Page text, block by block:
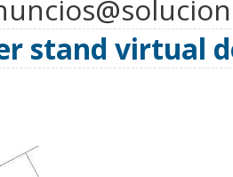
stand virtual